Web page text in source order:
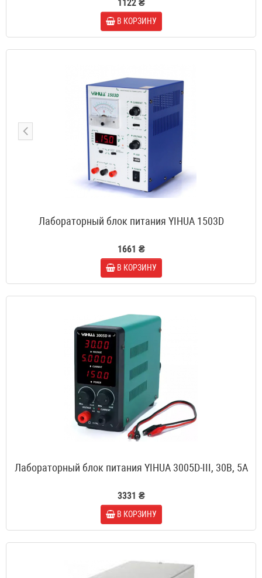
1122 ₴
В КОРЗИНУ
Лабораторный блок питания YIHUA 1503D
1661 ₴
В КОРЗИНУ
Лабораторный блок питания YIHUA 3005D-III, 30B, 5A
3331 ₴
В КОРЗИНУ